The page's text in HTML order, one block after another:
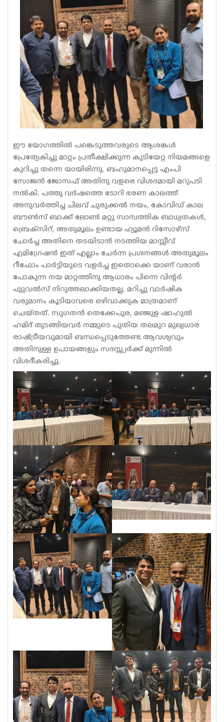
ഈ യോഗത്തിൽ പങ്കെടുത്തവരുടെ ആശങ്കൾ
പ്രേത്യേകിച്ചു മാറ്റം പ്രതീക്ഷിക്കുന്ന കുടിയേറ്റ നിയമങ്ങളെ
കുറിച്ചു തന്നെ യായിരിന്നു. ബഹുമാനപ്പെട്ട എംപി
സോജൻ ജോസഫ് അതിനു വളരെ വിശദമായി മറുപടി
നൽകി. പത്തു വർഷത്തെ ടോറി ഭരണ കാലത്ത്
അനുവർത്തിച്ച ചിലവ് ചുരുക്കൽ നയം, കോവിഡ് കാല
ബൗൺസ് ബാക്ക് ലോൺ മറ്റു സാമ്പത്തിക ബാധ്യതകൾ,
ബ്രെക്സിറ്, അതുമൂലം ഉണ്ടായ ഹ്യൂമൻ റിസോഴ്സ്
ചോർച്ച അതിനെ തടയിടാൻ നടത്തിയ മാസ്സീവ്
എമിഗ്രേഷൻ ഇത് എല്ലാം ചേർന്ന പ്രശനങ്ങൾ അതുമൂലം
റീഫോം പാർട്ടിയുടെ വളർച്ച ഇതൊക്കെ യാണ് വരാൻ
പോകുന്ന നയ മാറ്റത്തിനു ആധാരം പിന്നെ വിന്റർ
ഫ്യുവൽസ് നിറുത്തലാക്കിയതല്ല, മറിച്ചു വാർഷിക
വരുമാനം കൂടിയാവരെ ഒഴിവാക്കുക മാത്രമാണ്
ചെയ്തത്. സുഗതൻ തെക്കേപുര, മഞ്ജുള ഷാഹുൽ
ഹമിദ് തുടങ്ങിയവർ നമ്മുടെ പുതിയ തലമുറ മുഖ്യധാര
രാഷ്ട്രീയവുമായി ബന്ധപ്പെടുത്തേണ്ട ആവശ്യവും
അതിനുള്ള ഉപായങ്ങളും സദസ്സ്യർക്ക് മുന്നിൽ
വിശദീകരിച്ചു.